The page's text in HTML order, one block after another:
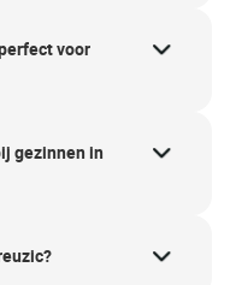
voor
gezinnen in